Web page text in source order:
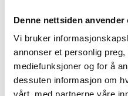
Denne nettsiden anvender
Vi bruker
annonser et personlig
mediefunksjoner og for å
dessuten informasjon om
ønsket SV inn i
det i valgkampen.
lag. Spesielt i den
verden vi har nå,